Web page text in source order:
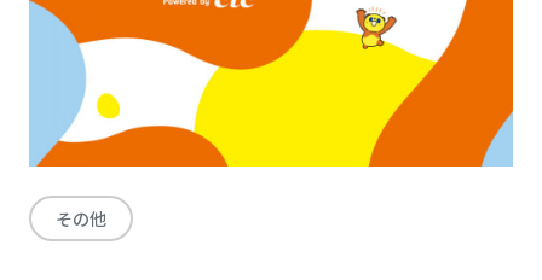
その他